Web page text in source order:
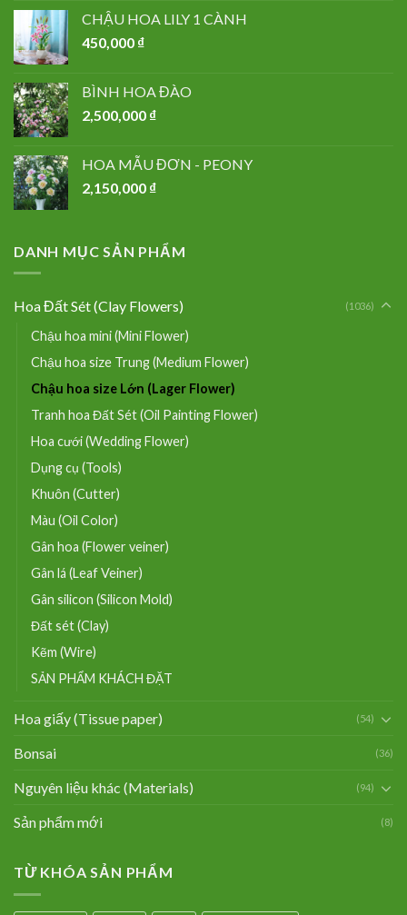
CHẬU HOA LILY 1 CÀNH
450,000 ₫
BÌNH HOA ĐÀO
2,500,000 ₫
HOA MẪU ĐƠN - PEONY
2,150,000 ₫
DANH MỤC SẢN PHẨM
Hoa Đất Sét (Clay Flowers) (1036)
Chậu hoa mini (Mini Flower)
Chậu hoa size Trung (Medium Flower)
Chậu hoa size Lớn (Lager Flower)
Tranh hoa Đất Sét (Oil Painting Flower)
Hoa cưới (Wedding Flower)
Dụng cụ (Tools)
Khuôn (Cutter)
Màu (Oil Color)
Gân hoa (Flower veiner)
Gân lá (Leaf Veiner)
Gân silicon (Silicon Mold)
Đất sét (Clay)
Kẽm (Wire)
SẢN PHẨM KHÁCH ĐẶT
Hoa giấy (Tissue paper) (54)
Bonsai (36)
Nguyên liệu khác (Materials) (94)
Sản phẩm mới (8)
TỪ KHÓA SẢN PHẨM